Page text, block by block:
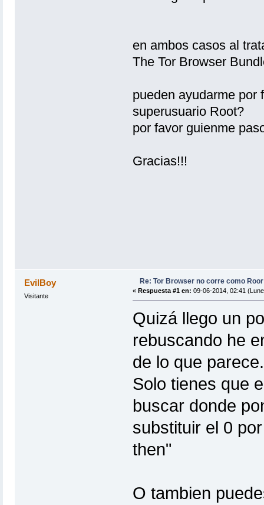
en ambos casos al
The Tor Browser
pueden ayudarme por
superusuario Root?
por favor guienme
Gracias!!!
EvilBoy
Visitante
Re: Tor Browser no corre como
« Respuesta #1 en: 09-06-2014, 02:41
Quizá llego un
rebuscando he
de lo que parece.
Solo tienes que
buscar donde
substituir el 0
then"
O tambien